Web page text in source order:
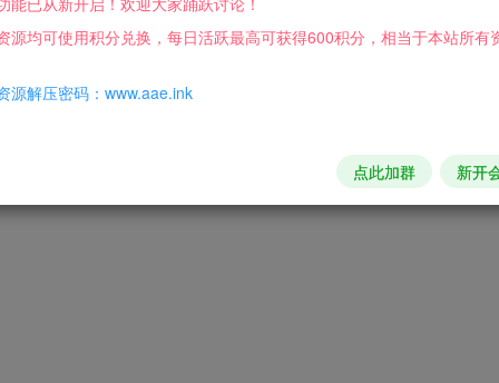
源均可使用积分兑换，每日活跃最高可获得600积分，相当于本站所有
源解压密码：www.aae.ink
点此加群 新开